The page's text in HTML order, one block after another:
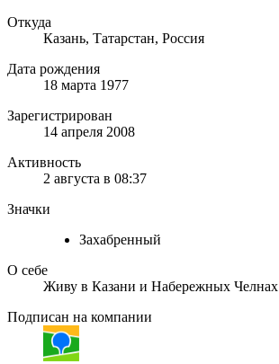
Откуда
Казань, Татарстан, Россия
Дата рождения
18 марта 1977
Зарегистрирован
14 апреля 2008
Активность
2 августа в 08:37
Значки
Захабренный
О себе
Живу в Казани и Набережных Челнах
Подписан на компании